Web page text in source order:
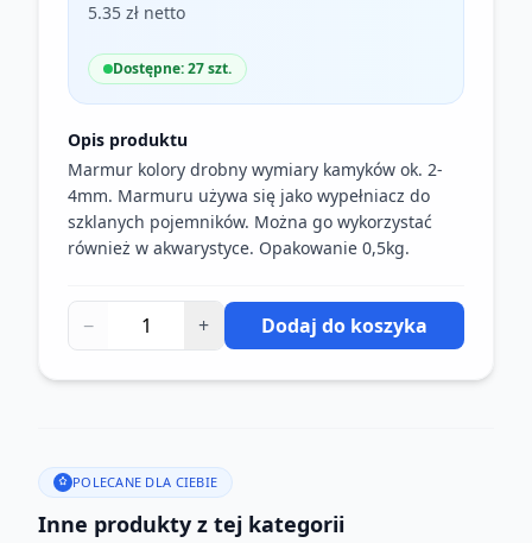
5.35 zł netto
Dostępne: 27 szt.
Opis produktu
Marmur kolory drobny wymiary kamyków ok. 2-
4mm. Marmuru używa się jako wypełniacz do
szklanych pojemników. Można go wykorzystać
również w akwarystyce. Opakowanie 0,5kg.
− + Dodaj do koszyka
POLECANE DLA CIEBIE
Inne produkty z tej kategorii